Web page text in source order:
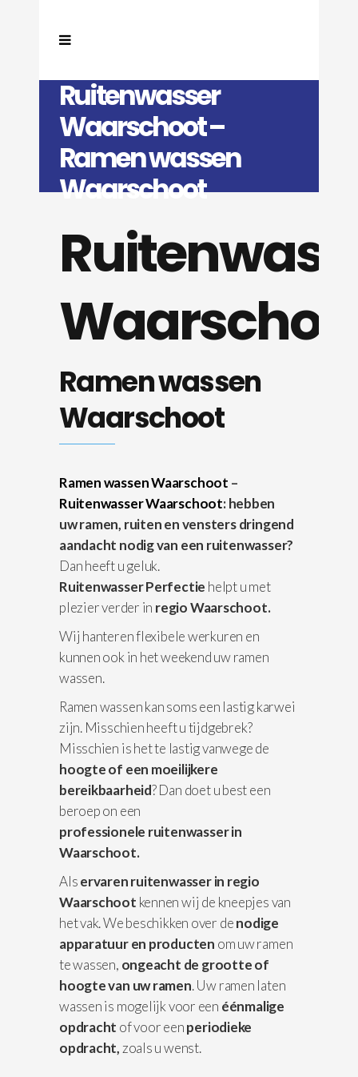
Ruitenwasser
Waarschoot –
Ramen wassen
Waarschoot
Ramen wassen
Waarschoot
Ramen wassen Waarschoot –
Ruitenwasser Waarschoot: hebben
uw ramen, ruiten en vensters dringend
aandacht nodig van een ruitenwasser?
Dan heeft u geluk.
Ruitenwasser Perfectie helpt u met
plezier verder in regio Waarschoot.
Wij hanteren flexibele werkuren en
kunnen ook in het weekend uw ramen
wassen.
Ramen wassen kan soms een lastig karwei
zijn. Misschien heeft u tijdgebrek?
Misschien is het te lastig vanwege de
hoogte of een moeilijkere
bereikbaarheid? Dan doet u best een
beroep on een
professionele ruitenwasser in
Waarschoot.
Alservaren ruitenwasser in regio
Waarschoot kennen wij de kneepjes van
het vak. We beschikken over denodige
apparatuuren producten om uw ramen
te wassen, ongeacht de grootte of
hoogte van uw ramen. Uw ramen laten
wassen is mogelijk voor een éénmalige
opdracht of voor eenperiodieke
opdracht, zoals u wenst.